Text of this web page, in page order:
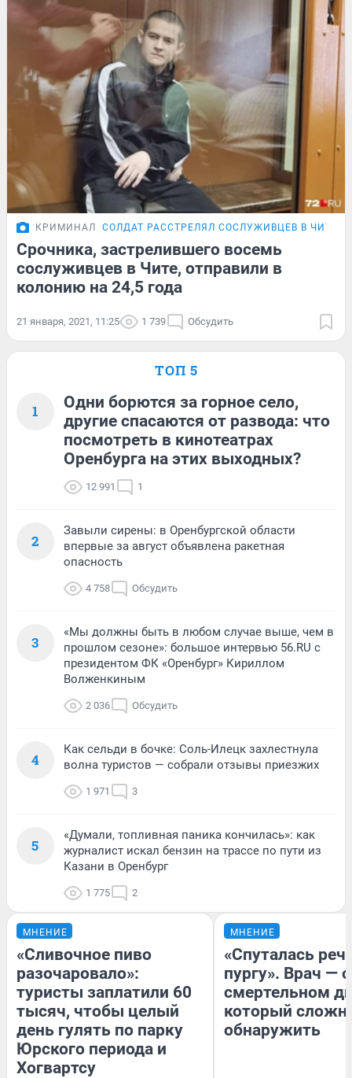
КРИМИНАЛ СОЛДАТ РАССТРЕЛЯЛ СОСЛУЖИВЦЕВ В ЧИТЕ
Срочника, застрелившего восемь
сослуживцев в Чите, отправили в
колонию на 24,5 года
21 января, 2021, 11:25 1 739 Обсудить
ТОП 5
1
Одни борются за горное село,
другие спасаются от развода: что
посмотреть в кинотеатрах
Оренбурга на этих выходных?
12 991 1
2
Завыли сирены: в Оренбургской области
впервые за август объявлена ракетная
опасность
4 758 Обсудить
3
«Мы должны быть в любом случае выше, чем в
прошлом сезоне»: большое интервью 56.RU с
президентом ФК «Оренбург» Кириллом
Волженкиным
2 036 Обсудить
4
Как сельди в бочке: Соль-Илецк захлестнула
волна туристов — собрали отзывы приезжих
1 971 3
5
«Думали, топливная паника кончилась»: как
журналист искал бензин на трассе по пути из
Казани в Оренбург
1 775 2
МНЕНИЕ
«Сливочное пиво
разочаровало»:
туристы заплатили 60
тысяч, чтобы целый
день гулять по парку
Юрского периода и
Хогвартсу
МНЕНИЕ
«Спуталась
пургу». Врач — о
смертельном
который
обнаружить